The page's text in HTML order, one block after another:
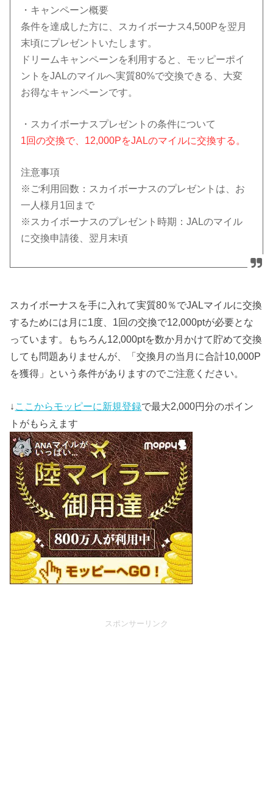
・キャンペーン概要
条件を達成した方に、スカイボーナス4,500Pを翌月
末頃にプレゼントいたします。
ドリームキャンペーンを利用すると、モッピーポイ
ントをJALのマイルへ実質80%で交換できる、大変
お得なキャンペーンです。
・スカイボーナスプレゼントの条件について
1回の交換で、12,000PをJALのマイルに交換する。
注意事項
※ご利用回数：スカイボーナスのプレゼントは、お
一人様 月1回まで
※スカイボーナスのプレゼント時期：JALのマイル
に交換申請後、翌月末頃
スカイボーナスを手に入れて実質80％でJALマイルに交換
するためには月に1度、1回の交換で12,000ptが必要とな
っています。もちろん12,000ptを数か月かけて貯めて交換
しても問題ありませんが、「交換月の当月に合計10,000P
を獲得」という条件がありますのでご注意ください。
↓ ここからモッピーに新規登録で最大2,000円分のポイン
トがもらえます
スポンサーリンク